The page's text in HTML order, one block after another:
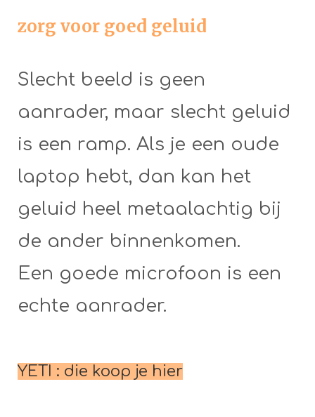
zorg voor goed geluid
Slecht beeld is geen
aanrader, maar slecht geluid
is een ramp. Als je een oude
laptop hebt, dan kan het
geluid heel metaalachtig bij
de ander binnenkomen.
Een goede microfoon is een
echte aanrader.
YETI : die koop je hier